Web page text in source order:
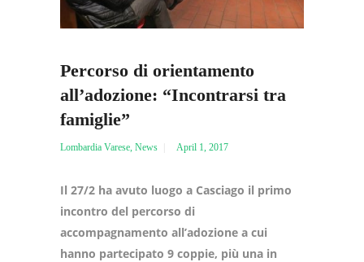
Percorso di orientamento
all’adozione: “Incontrarsi tra
famiglie”
Lombardia Varese News April 1, 2017
Il 27/2 ha avuto luogo a Casciago il primo
incontro del percorso di
accompagnamento all’adozione a cui
hanno partecipato 9 coppie, più una in